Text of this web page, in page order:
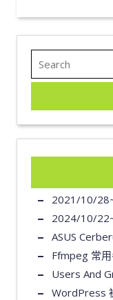
2021/10/
2024/10/
ASUS
Ffmpeg 常
Users And
WordPress